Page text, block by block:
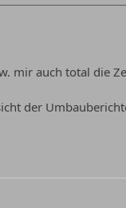
mir auch total die
der